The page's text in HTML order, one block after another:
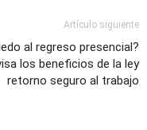
Artículo siguiente
al regreso presencial?
los beneficios de la ley
retorno seguro al trabajo